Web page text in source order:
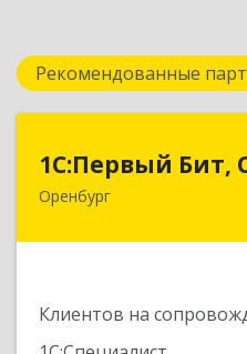
Рекомендованные
1С:Первый Бит,
Оренбург
Клиентов на
460044,